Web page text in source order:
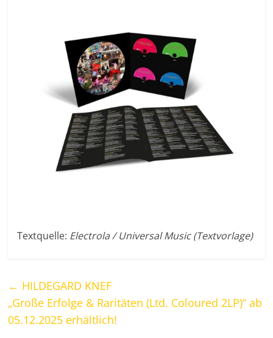
Textquelle: Electrola / Universal Music (Textvorlage)
← HILDEGARD KNEF
„Große Erfolge & Raritäten (Ltd. Coloured 2LP)“ ab
05.12.2025 erhältlich!